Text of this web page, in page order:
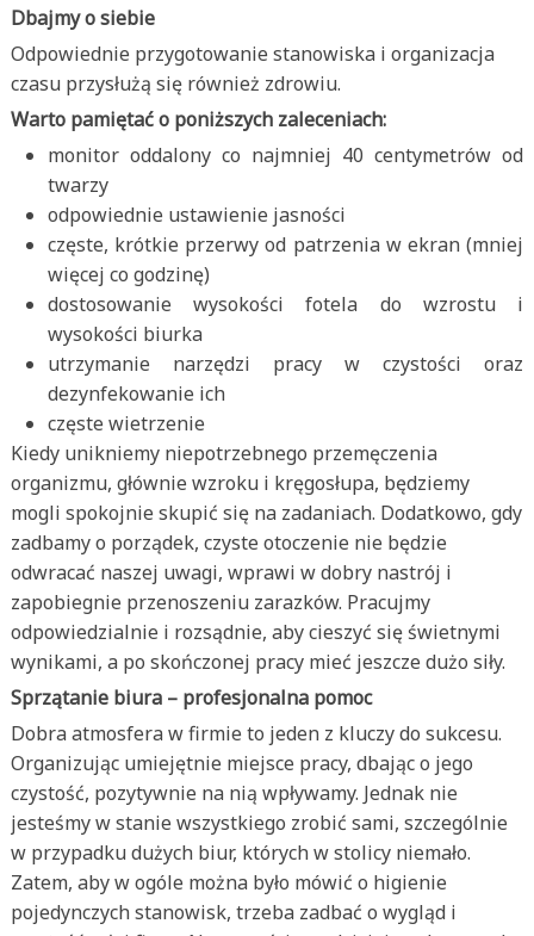
Dbajmy o siebie
Odpowiednie przygotowanie stanowiska i organizacja
czasu przysłużą się również zdrowiu.
Warto pamiętać o poniższych zaleceniach:
monitor oddalony co najmniej 40 centymetrów od
twarzy
odpowiednie ustawienie jasności
częste, krótkie przerwy od patrzenia w ekran (mniej
więcej co godzinę)
dostosowanie wysokości fotela do wzrostu i
wysokości biurka
utrzymanie narzędzi pracy w czystości oraz
dezynfekowanie ich
częste wietrzenie
Kiedy unikniemy niepotrzebnego przemęczenia
organizmu, głównie wzroku i kręgosłupa, będziemy
mogli spokojnie skupić się na zadaniach. Dodatkowo, gdy
zadbamy o porządek, czyste otoczenie nie będzie
odwracać naszej uwagi, wprawi w dobry nastrój i
zapobiegnie przenoszeniu zarazków. Pracujmy
odpowiedzialnie i rozsądnie, aby cieszyć się świetnymi
wynikami, a po skończonej pracy mieć jeszcze dużo siły.
Sprzątanie biura – profesjonalna pomoc
Dobra atmosfera w firmie to jeden z kluczy do sukcesu.
Organizując umiejętnie miejsce pracy, dbając o jego
czystość, pozytywnie na nią wpływamy. Jednak nie
jesteśmy w stanie wszystkiego zrobić sami, szczególnie
w przypadku dużych biur, których w stolicy niemało.
Zatem, aby w ogóle można było mówić o higienie
pojedynczych stanowisk, trzeba zadbać o wygląd i